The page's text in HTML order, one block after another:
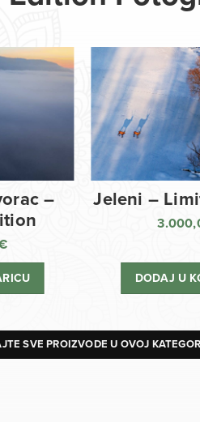
–
Jeleni –
DODAJ U
SVE PROIZVODE U OVOJ